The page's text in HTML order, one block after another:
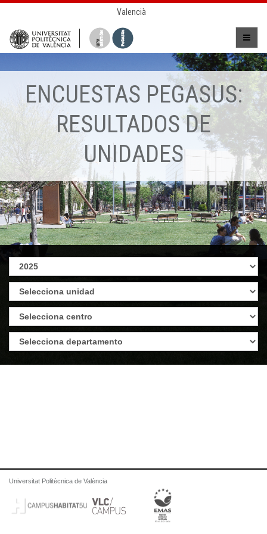
Valencià
ENCUESTAS PEGASUS:
RESULTADOS DE
UNIDADES
Universitat Politècnica de València